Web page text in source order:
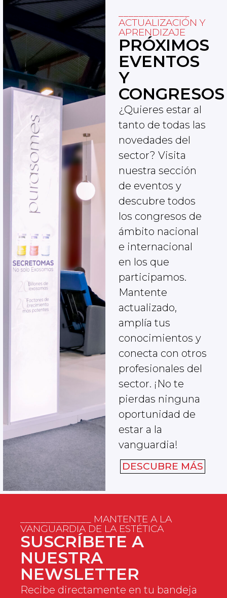
ACTUALIZACIÓN Y
APRENDIZAJE
PRÓXIMOS
EVENTOS
Y
CONGRESOS
¿Quieres estar al
tanto de todas las
novedades del
sector? Visita
nuestra sección
de eventos y
descubre todos
los congresos de
ámbito nacional
e internacional
en los que
participamos.
Mantente
actualizado,
amplía tus
conocimientos y
conecta con otros
profesionales del
sector. ¡No te
pierdas ninguna
oportunidad de
estar a la
vanguardia!
DESCUBRE MÁS
______________ MANTENTE A LA
VANGUARDIA DE LA ESTÉTICA
SUSCRÍBETE A
NUESTRA
NEWSLETTER
Recibe directamente en tu bandeja